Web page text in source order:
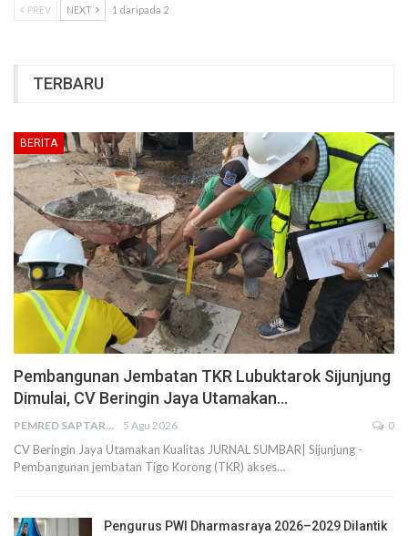
PREV NEXT 1 daripada 2
TERBARU
BERITA
Pembangunan Jembatan TKR Lubuktarok Sijunjung
Dimulai, CV Beringin Jaya Utamakan…
PEMRED SAPTARIUS 5 Agu 2026 0
CV Beringin Jaya Utamakan Kualitas JURNAL SUMBAR| Sijunjung -
Pembangunan jembatan Tigo Korong (TKR) akses…
Pengurus PWI Dharmasraya 2026–2029 Dilantik